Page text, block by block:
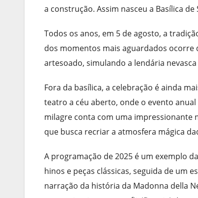
a construção. Assim nasceu a Basílica
Todos os anos, em 5 de agosto, a
dos momentos mais aguardados ocorre
artesoado, simulando a lendária
Fora da basílica, a celebração é ainda
teatro a céu aberto, onde o evento
milagre conta com uma impressionante
que busca recriar a atmosfera mágica
A programação de 2025 é um exemplo
hinos e peças clássicas, seguida de um
narração da história da Madonna della